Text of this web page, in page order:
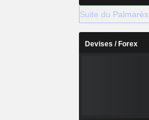
Suite du Palmarès
Devises / Forex